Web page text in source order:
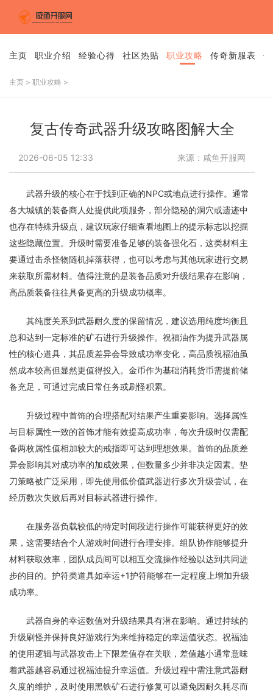
主页 职业介绍 经验心得 社区热贴 职业攻略 传奇新服表
主页 > 职业攻略 >
复古传奇武器升级攻略图解大全
2026-06-05 12:33 来源：咸鱼开服网
武器升级的核心在于找到正确的NPC或地点进行操作。通常
各大城镇的装备商人处提供此项服务，部分隐秘的洞穴或遗迹中
也存在特殊升级点，建议玩家仔细查看地图上的提示标志以挖掘
这些隐藏位置。升级时需要准备足够的装备强化石，这类材料主
要通过击杀怪物随机掉落获得，也可以考虑与其他玩家进行交易
来获取所需材料。值得注意的是装备品质对升级结果存在影响，
高品质装备往往具备更高的升级成功概率。
其纯度关系到武器耐久度的保留情况，建议选用纯度均衡且
总和达到一定标准的矿石进行升级操作。祝福油作为提升武器属
性的核心道具，其品质差异会导致成功率变化，高品质祝福油虽
然成本较高但显然更值得投入。金币作为基础消耗货币需提前储
备充足，可通过完成日常任务或刷怪积累。
升级过程中首饰的合理搭配对结果产生重要影响。选择属性
与目标属性一致的首饰才能有效提高成功率，每次升级时仅需配
备两枚属性值相加较大的戒指即可达到理想效果。首饰的品质差
异会影响其对成功率的加成效果，但数量多少并非决定因素。垫
刀策略被广泛采用，即先使用低价值武器进行多次升级尝试，在
经历数次失败后再对目标武器进行操作。
在服务器负载较低的特定时间段进行操作可能获得更好的效
果，这需要结合个人游戏时间进行合理安排。组队协作能够提升
材料获取效率，团队成员间可以相互交流操作经验以达到共同进
步的目的。护符类道具如幸运+1护符能够在一定程度上增加升级
成功率。
武器自身的幸运数值对升级结果具有潜在影响。通过持续的
升级刷怪并保持良好游戏行为来维持稳定的幸运值状态。祝福油
的使用逻辑与武器攻击上下限差值存在关联，差值越小通常意味
着武器越容易通过祝福油提升幸运值。升级过程中需注意武器耐
久度的维护，及时使用黑铁矿石进行修复可以避免因耐久耗尽而